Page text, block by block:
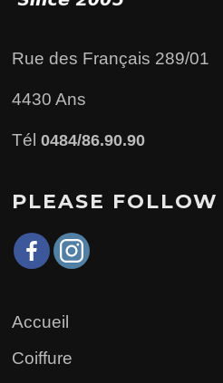
Rue des Français 289/01
4430 Ans
Tél0484/86.90.90
PLEASE
Accueil
Coiffure